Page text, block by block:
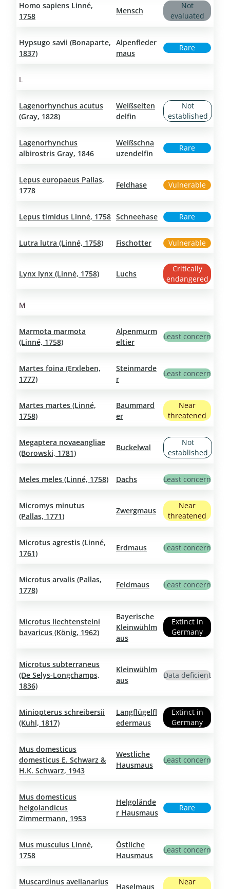
Homo sapiens Linné,
1758
Mensch
Not
evaluated
Hypsugo savii (Bonaparte,
1837)
Alpenfleder
maus
Rare
L
Lagenorhynchus acutus
(Gray, 1828)
Weißseiten
delfin
Not
established
Lagenorhynchus
albirostris Gray, 1846
Weißschna
uzendelfin
Rare
Lepus europaeus Pallas,
1778
Feldhase Vulnerable
Lepus timidus Linné, 1758 Schneehase Rare
Lutra lutra (Linné, 1758) Fischotter Vulnerable
Lynx lynx (Linné, 1758) Luchs
Critically
endangered
M
Marmota marmota
(Linné, 1758)
Alpenmurm
eltier
Least concern
Martes foina (Erxleben,
1777)
Steinmarde
r
Least concern
Martes martes (Linné,
1758)
Baummard
er
Near
threatened
Megaptera novaeangliae
(Borowski, 1781)
Buckelwal
Not
established
Meles meles (Linné, 1758) Dachs Least concern
Micromys minutus
(Pallas, 1771)
Zwergmaus
Near
threatened
Microtus agrestis (Linné,
1761)
Erdmaus Least concern
Microtus arvalis (Pallas,
1778)
Feldmaus Least concern
Microtus liechtensteini
bavaricus (König, 1962)
Bayerische
Kleinwühlm
aus
Extinct in
Germany
Microtus subterraneus
(De Selys-Longchamps,
1836)
Kleinwühlm
aus
Data deficient
Miniopterus schreibersii
(Kuhl, 1817)
Langflügelfl
edermaus
Extinct in
Germany
Mus domesticus
domesticus E. Schwarz &
H.K. Schwarz, 1943
Westliche
Hausmaus
Least concern
Mus domesticus
helgolandicus
Zimmermann, 1953
Helgolände
r Hausmaus
Rare
Mus musculus Linné,
1758
Östliche
Hausmaus
Least concern
Muscardinus avellanarius
Haselmaus
Near